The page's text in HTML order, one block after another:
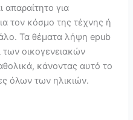
απαραίτητο για
τον κόσμο της τέχνης ή
Τα θέματα λήψη epub
οικογενειακών
κάνοντας αυτό το
όλων των ηλικιών.